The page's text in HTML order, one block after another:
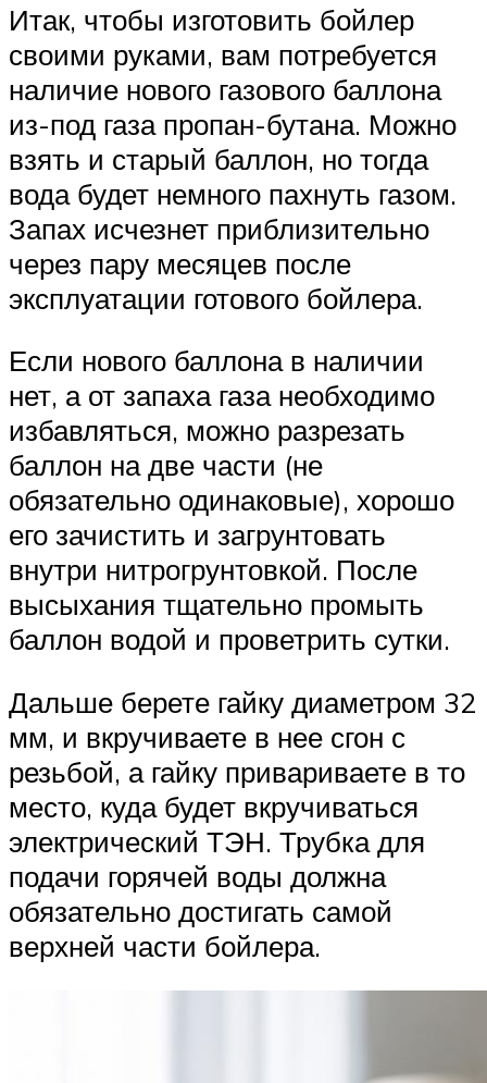
Итак, чтобы изготовить бойлер
своими руками, вам потребуется
наличие нового газового баллона
из-под газа пропан-бутана. Можно
взять и старый баллон, но тогда
вода будет немного пахнуть газом.
Запах исчезнет приблизительно
через пару месяцев после
эксплуатации готового бойлера.
Если нового баллона в наличии
нет, а от запаха газа необходимо
избавляться, можно разрезать
баллон на две части (не
обязательно одинаковые), хорошо
его зачистить и загрунтовать
внутри нитрогрунтовкой. После
высыхания тщательно промыть
баллон водой и проветрить сутки.
Дальше берете гайку диаметром 32
мм, и вкручиваете в нее сгон с
резьбой, а гайку привариваете в то
место, куда будет вкручиваться
электрический ТЭН. Трубка для
подачи горячей воды должна
обязательно достигать самой
верхней части бойлера.